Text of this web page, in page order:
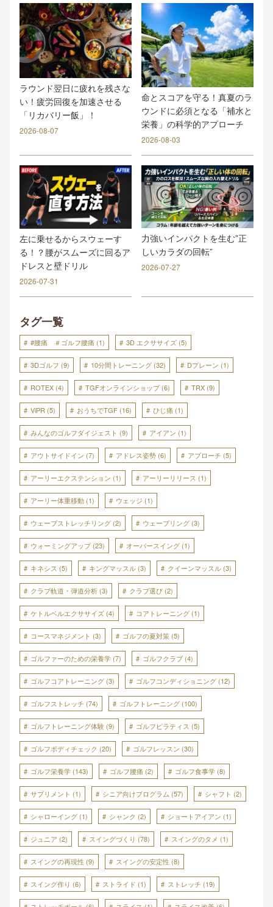
ラウンド翌日に疲れを残さな
い！疲労回復を加速させる
「リカバリー飯」！
2026-08-07
命とスコアを守る！真夏のラ
ウンドに必須となる「補水と
栄養」の科学的アプローチ
2026-08-03
左に乗せるからスウェーす
る！？腰がスムーズに回るア
ドレスと壁ドリル
2026-07-31
力強いインパクトを生む”正
しいカラダの回転”
2026-07-27
タグ一覧
#腰痛 ＃ゴルフ腰痛 (1) 3D エクササイズ (5)
3Dゴルフ (9) 10分間トレーニング (32) Dプレーン (1)
ROTEX (4) TGFオンラインショップ(6) TRX (9)
ViPR (5) おうちでTGF (16) ひじ痛 (1)
みんなのゴルフダイジェスト (9) アイアン (1)
アウトサイドイン (7) アドレス姿勢 (6) アプローチ (5)
アーリーエクステンション (1) アーリーリリース (1)
アーリー体重移動 (1) ウェッジ (1)
ウェーブストレッチリング (2) ウェーブリング (3)
ウォーミングアップ(23) オーバースイング (1)
キネシス (5) キングマッスル (3) クイーンマッスル (3)
クラブ軌道・弾道分析 (3) クラブ選び (2)
ケトルベルエクササイズ (4) コアトレーニング (1)
コースマネジメント (3) ゴルフの夏対策 (5)
ゴルファーのための栄養学 (7) ゴルフクラブ (4)
ゴルフコアトレーニング (3) ゴルフコンディショニング (12)
ゴルフストレッチ (74) ゴルフトレーニング (100)
ゴルフトレーニング体験 (9) ゴルフピラティス (5)
ゴルフボディチェック (20) ゴルフレッスン (30)
ゴルフ栄養学 (143) ゴルフ腰痛 (2) ゴルフ食事学 (8)
サプリメント (1) シニア向けプログラム (57) シャフト (2)
シャローイング (1) シャンク (2) ショートアイアン (1)
ジュニア (2) スイングづくり (78) スイングのタメ (1)
スイングの再現性 (9) スイングの安定性 (8)
スイング作り (6) ストライド (1) ストレッチ (19)